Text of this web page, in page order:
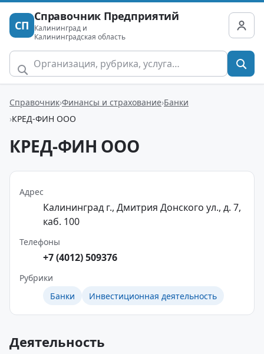
СП
Справочник Предприятий
Калининград и
Калининградская область
Справочник Финансы и страхование Банки
КРЕД-ФИН ООО
КРЕД-ФИН ООО
Адрес
Калининград г., Дмитрия Донского ул., д. 7,
каб. 100
Телефоны
+7 (4012) 509376
Рубрики
Банки
Инвестиционная деятельность
Деятельность